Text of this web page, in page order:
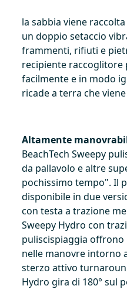
la sabbia viene
un doppio setaccio
frammenti, rifiuti e
recipiente raccoglitore
facilmente e in modo
ricade a terra che
Altamente
BeachTech Sweepy
da pallavolo e altre
pochissimo tempo". Il
disponibile in due
con testa a trazione
Sweepy Hydro con
puliscispiaggia offrono
nelle manovre intorno
sterzo attivo
Hydro gira di 180° sul